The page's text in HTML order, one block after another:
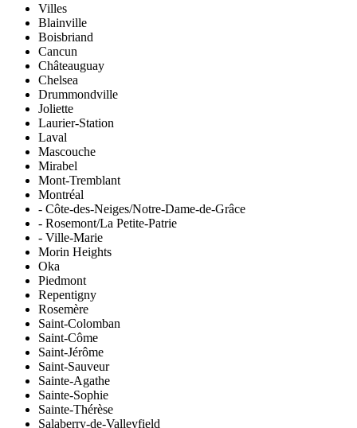
Villes
Blainville
Boisbriand
Cancun
Châteauguay
Chelsea
Drummondville
Joliette
Laurier-Station
Laval
Mascouche
Mirabel
Mont-Tremblant
Montréal
- Côte-des-Neiges/Notre-Dame-de-Grâce
- Rosemont/La Petite-Patrie
- Ville-Marie
Morin Heights
Oka
Piedmont
Repentigny
Rosemère
Saint-Colomban
Saint-Côme
Saint-Jérôme
Saint-Sauveur
Sainte-Agathe
Sainte-Sophie
Sainte-Thérèse
Salaberry-de-Valleyfield